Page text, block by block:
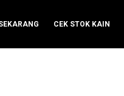
CEK STOK KAIN